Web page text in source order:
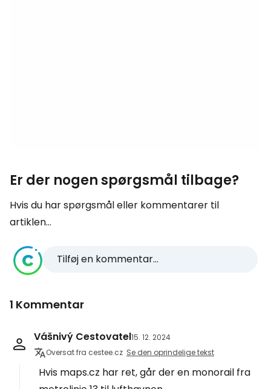
Er der nogen spørgsmål tilbage?
Hvis du har spørgsmål eller kommentarer til
artiklen...
Tilføj en kommentar...
1 Kommentar
Vášnivý Cestovatel15. 12. 2024
Oversat fra cestee.cz Se den oprindelige tekst
Hvis maps.cz har ret, går der en monorail fra